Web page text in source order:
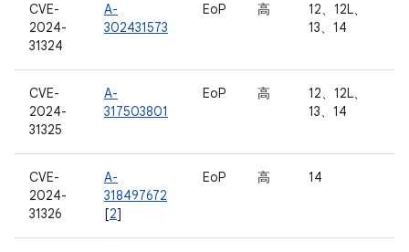
CVE-
2024-
31324
A-
302431573
EoP 高
12、12L、
13、14
CVE-
2024-
31325
A-
317503801
EoP 高
12、12L、
13、14
CVE-
2024-
31326
A-
318497672
[2]
EoP 高 14